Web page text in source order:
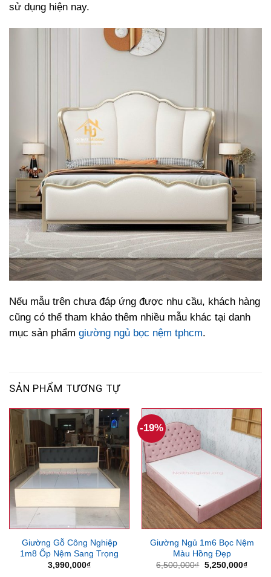
sử dụng hiện nay.
Nếu mẫu trên chưa đáp ứng được nhu cầu, khách hàng
cũng có thể tham khảo thêm nhiều mẫu khác tại danh
mục sản phẩm giường ngủ bọc nệm tphcm.
SẢN PHẨM TƯƠNG TỰ
Giường Gỗ Công Nghiệp
1m8 Ốp Nệm Sang Trọng
3,990,000₫
-19%
Giường Ngủ 1m6 Bọc Nệm
Màu Hồng Đẹp
6,500,000₫ Giá
5,250,000₫Giá